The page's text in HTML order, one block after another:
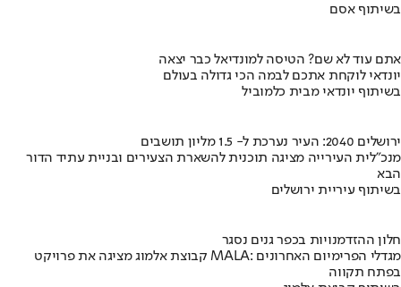
בשיתוף אסם
אתם עוד לא שם? הטיסה למונדיאל כבר יצאה
יונדאי לוקחת אתכם לבמה הכי גדולה בעולם
בשיתוף יונדאי מבית כלמוביל
ירושלים 2040: העיר נערכת ל- 1.5 מליון תושבים
מנכ"לית העירייה מציגה תוכנית להשארת הצעירים ובניית עתיד הדור
הבא
בשיתוף עיריית ירושלים
חלון ההזדמנויות בכפר גנים נסגר
קבוצת אלמוג מציגה את פרויקט MALA: מגדלי הפרימיום האחרונים
בפתח תקווה